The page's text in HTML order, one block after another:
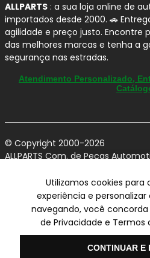
ALLPARTS : a sua loja online de
importados desde 2000. 🚗
agilidade e preço justo. Encontre
das melhores marcas e tenha a
segurança nas estradas.
Atendimento Personalizado,
© Copyright 2000-2026
ALLPARTS Com. de Peças
Claudina - Vinhedo/SP - CEP
Preços, condições de pagamento e frete
internet utilizando CPF, podendo variar na
Preços e descontos podem variar no
Vendas sujeitas a análise e confirmação
Utilizamos cookies
experiência e
navegando, você
de Privacidade e Termos
CONTINUAR E